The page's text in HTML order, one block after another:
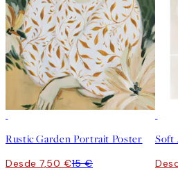
Rustic Garden Portrait Poster
Desde 7,50 €15 €
Soft